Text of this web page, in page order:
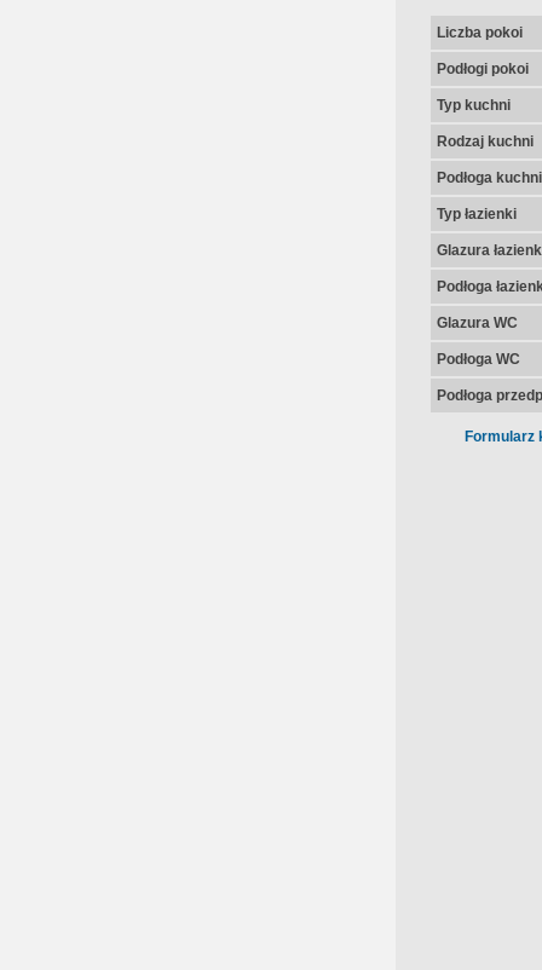
Liczba pokoi
Podłogi pokoi
Typ kuchni
Rodzaj kuchni
Podłoga kuchni
Typ łazienki
Glazura
Podłoga
Glazura WC
Podłoga WC
Podłoga
Formularz